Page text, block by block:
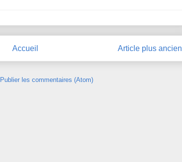
Article plus ancien
Accueil
Publier les commentaires (Atom)